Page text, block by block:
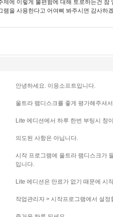
제에 이렇게 불편함에 대해 토로하는건 참
램을 사용한다고 어여삐 봐주시면 감사하
안녕하세요. 이응소프트입니다.
울트라 램디스크를 좋게 평가해주셔
Lite 에디션에서 하루 한번 부팅시 창
의도된 사항은 아닙니다.
시작 프로그램에 울트라 램디스크가
입니다.
Lite 에디션은 만료가 없기 때문에 시
작업관리자 > 시작프로그램에서 설정